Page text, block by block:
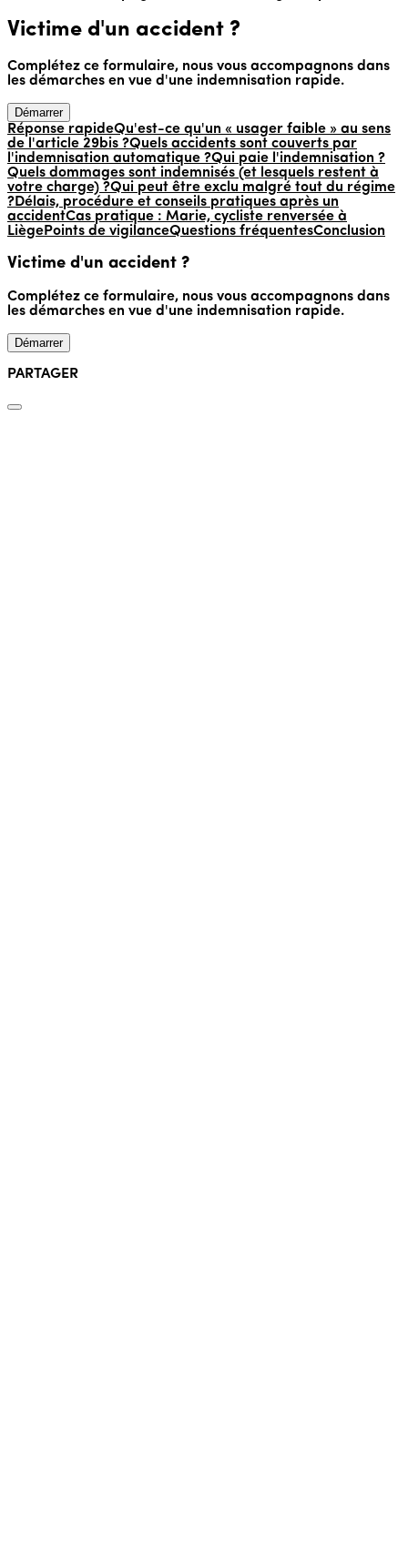
Victime d'un accident ?
Complétez ce formulaire, nous vous accompagnons dans
les démarches en vue d'une indemnisation rapide.
Démarrer
Réponse rapideQu'est-ce qu'un « usager faible » au sens
de l'article 29bis ?Quels accidents sont couverts par
l'indemnisation automatique ?Qui paie l'indemnisation ?
Quels dommages sont indemnisés (et lesquels restent à
votre charge) ?Qui peut être exclu malgré tout du régime
?Délais, procédure et conseils pratiques après un
accidentCas pratique : Marie, cycliste renversée à
LiègePoints de vigilanceQuestions fréquentesConclusion
Victime d'un accident ?
Complétez ce formulaire, nous vous accompagnons dans
les démarches en vue d'une indemnisation rapide.
Démarrer
PARTAGER